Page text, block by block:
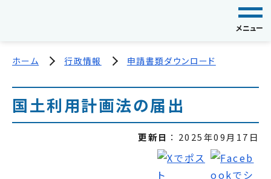
メニュー
ホーム 行政情報 申請書類ダウンロード
国土利用計画法の届出
更新日 2025年09月17日